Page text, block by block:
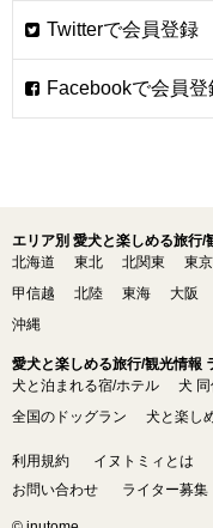
エリア別 愛犬と楽しめる旅行/
北海道
東北 北関東 東京
甲信越
北陸 東海 大阪
沖縄
愛犬と楽しめる旅行/観光情報
犬と泊まれる宿/ホテル
犬
全国のドッグラン
犬と楽し
利用規約 イヌトミィとは
お問い合わせ
ライター募集